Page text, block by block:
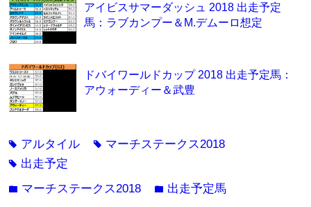
アイビスサマーダッシュ 2018 出走予定
馬：ラブカンプー＆M.デムーロ想定
ドバイワールドカップ 2018 出走予定馬：
アウォーディー＆武豊
tag アルタイル tag マーチステークス2018
tag 出走予定
folder マーチステークス2018 folder 出走予定馬